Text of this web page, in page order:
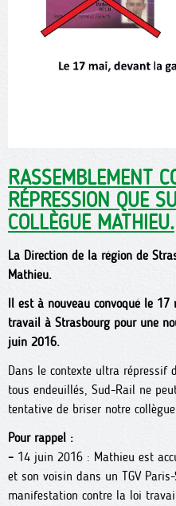
RASSEMBLEMENT
RÉPRESSION QUE
COLLÈGUE MATHIEU.
La Direction de la région de
Mathieu.
Il est à nouveau convoqué le
travail à Strasbourg pour une
juin 2016.
Dans le contexte ultra répressif
tous endeuillés, Sud-Rail ne
tentative de briser notre
Pour rappel :
– 14 juin 2016 : Mathieu est
et son voisin dans un TGV
manifestation contre la loi